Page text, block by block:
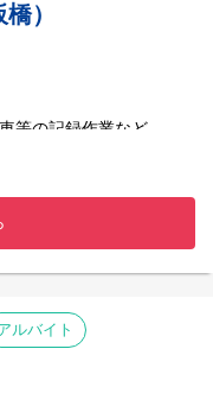
）
等の記録作業など
ルバイト